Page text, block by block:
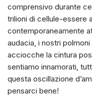
comprensivo durante
trilioni di cellule-essere
contemporaneamente
audacia, i nostri
acciocche la cintura
sentiamo innamorati,
questa oscillazione
pensarci bene!